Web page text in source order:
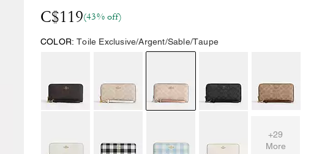
C$119(43% off)
COLOR: Toile Exclusive/Argent/Sable/Taupe
+29
More